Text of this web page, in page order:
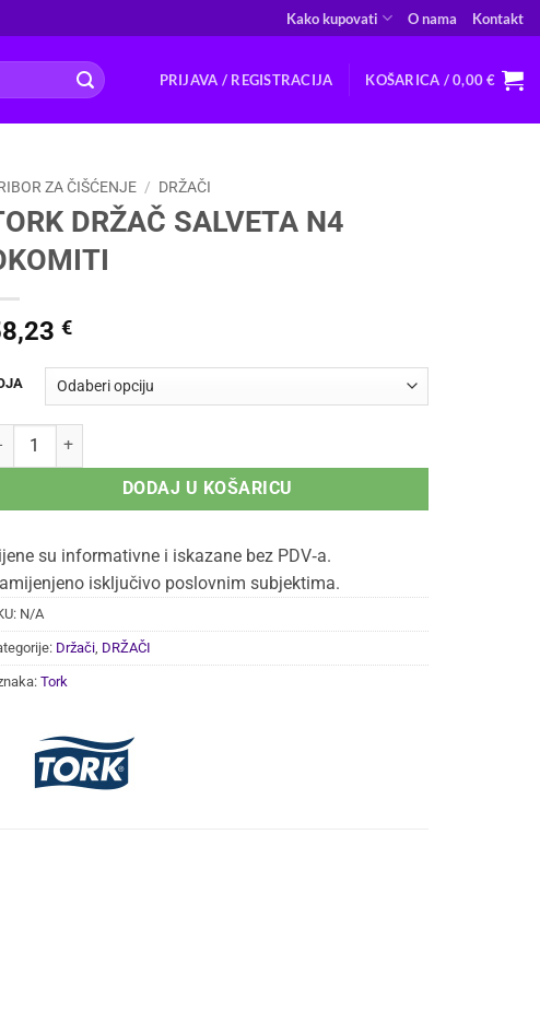
Kako kupovati O nama Kontakt
PRIJAVA / REGISTRACIJA KOŠARICA /0,00€
ZA ČIŠĆENJE / DRŽAČI
DRŽAČ SALVETA N4
€
DRŽAČ SALVETA N4 OKOMITI količina
DODAJ U KOŠARICU
su informativne i iskazane bez PDV‑a.
isključivo poslovnim subjektima.
N/A
Držači, DRŽAČI
Tork